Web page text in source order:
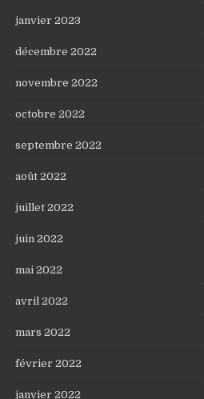
janvier 2023
décembre 2022
novembre 2022
octobre 2022
septembre 2022
août 2022
juillet 2022
juin 2022
mai 2022
avril 2022
mars 2022
février 2022
janvier 2022